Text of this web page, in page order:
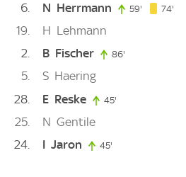
6 N Herrmann 59' 59. minute
74'
19 H Lehmann
2
B Fischer 86'
5 S Haering
28
E Reske 45'
25 N Gentile
24
I Jaron 45'